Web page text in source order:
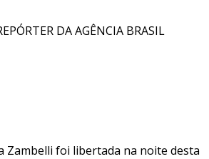
DA AGÊNCIA BRASIL
Zambelli foi libertada na noite desta